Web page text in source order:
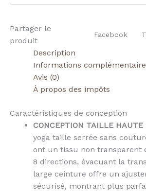
Partager le
produit
Facebook
Description
Informations
Avis (0)
À propos des impôts
Caractéristiques de conception
CONCEPTION TAILLE HAUTE
yoga taille serrée sans
ont un tissu non transparent
8 directions, évacuant la
large ceinture offre un
sécurisé, montrant plus